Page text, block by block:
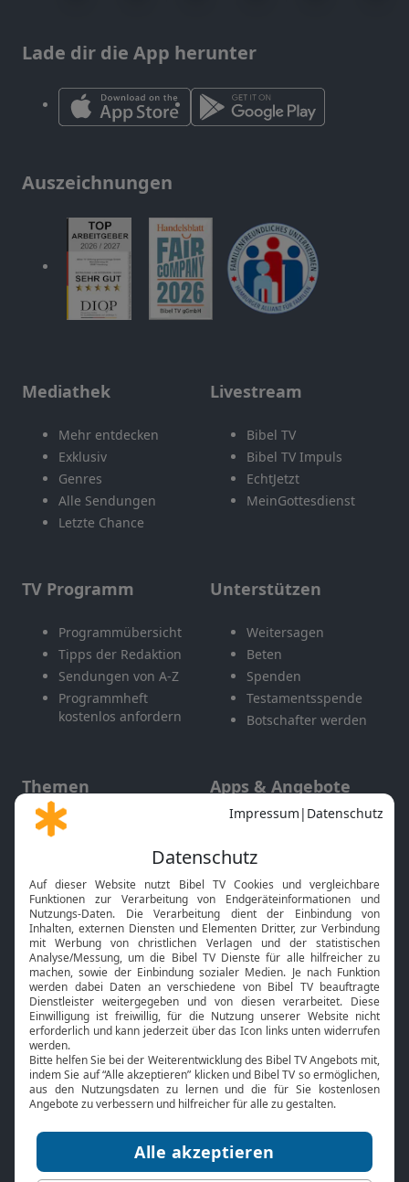
Lade dir die App herunter
Auszeichnungen
Mediathek
Mehr entdecken
Exklusiv
Genres
Alle Sendungen
Letzte Chance
Livestream
Bibel TV
Bibel TV Impuls
EchtJetzt
MeinGottesdienst
TV Programm
Programmübersicht
Tipps der Redaktion
Sendungen von A-Z
Programmheft
kostenlos anfordern
Unterstützen
Weitersagen
Beten
Spenden
Testamentsspende
Botschafter werden
Themen
Gott und Bibel erklärt
Neuigkeiten
Apps & Angebote
Mobile App
Smart TV
HbbTV
Bibelthek Online-Bibel
Nächster Gottesdienst
Bibel TV
Über uns
Jobs
Mediadaten
Service
Kontakt
TV-Empfang